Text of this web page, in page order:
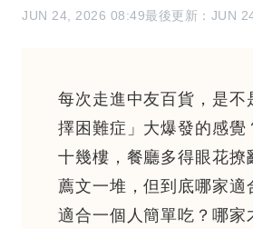
JUN 24, 2026 08:49最後更新：JUN
每次走進中友百貨，是不
擇困難症」大爆發的感覺
十幾樓，餐廳多得眼花撩
薦文一堆，但到底哪家適
適合一個人簡單吃？哪家